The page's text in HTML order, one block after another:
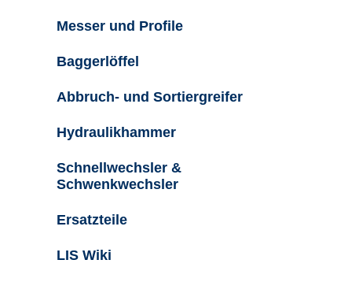
Messer und Profile
Baggerlöffel
Abbruch- und Sortiergreifer
Hydraulikhammer
Schnellwechsler &
Schwenkwechsler
Ersatzteile
LIS Wiki